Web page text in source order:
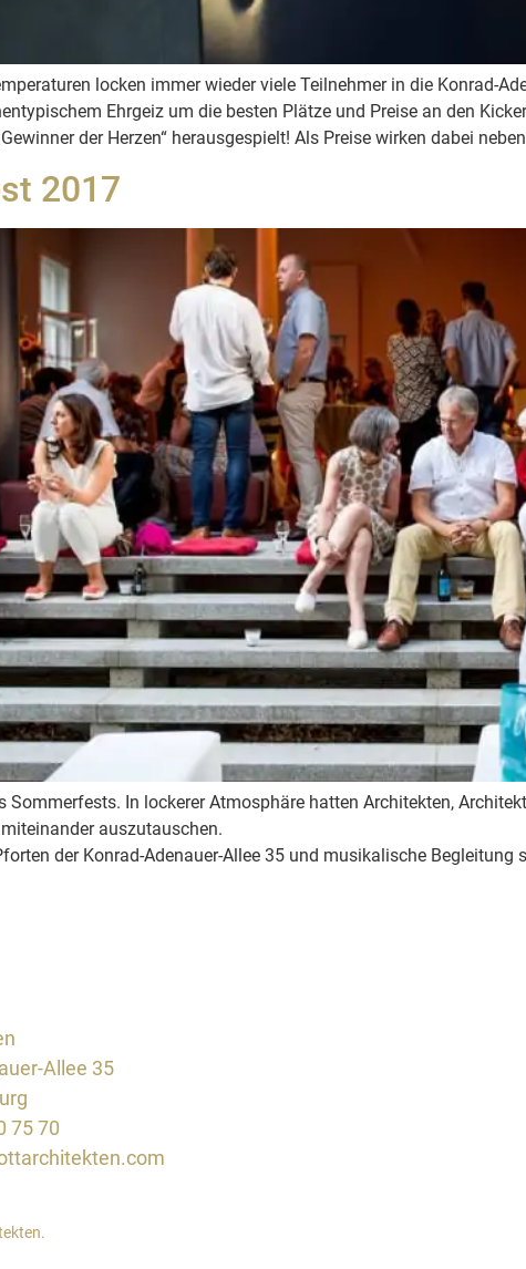
locken immer wieder viele Teilnehmer in die Konrad-
Ehrgeiz um die besten Plätze und Preise an den
der Herzen“ herausgespielt! Als Preise wirken dabei
2017
Sommerfests. In lockerer Atmosphäre hatten Architekten,
auszutauschen.
der Konrad-Adenauer-Allee 35 und musikalische Begleitung
Allee 35
75 70